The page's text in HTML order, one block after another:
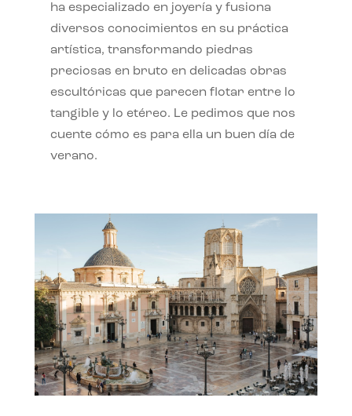
ha especializado en joyería y fusiona
diversos conocimientos en su práctica
artística, transformando piedras
preciosas en bruto en delicadas obras
escultóricas que parecen flotar entre lo
tangible y lo etéreo. Le pedimos que nos
cuente cómo es para ella un buen día de
verano.